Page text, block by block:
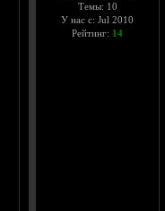
Темы: 10
У нас с: Jul 2010
Рейтинг: 14